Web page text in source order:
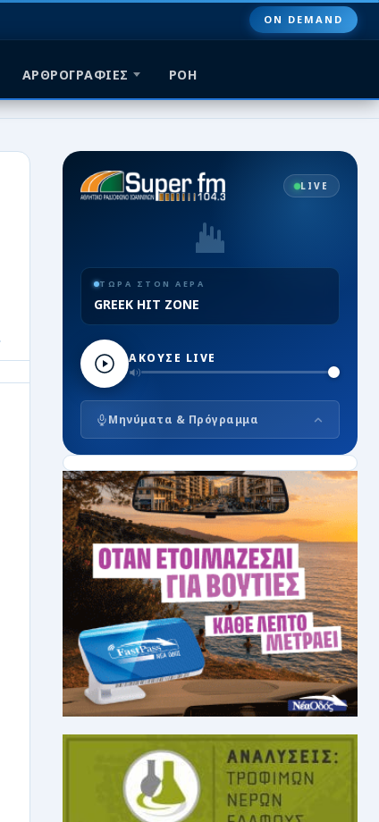
ON DEMAND
ΑΡΘΡΟΓΡΑΦΙΕΣ ΡΟΗ
LIVE
ΤΩΡΑ ΣΤΟΝ ΑΕΡΑ
GREEK HIT ZONE
ΑΚΟΥΣΕ LIVE
Μηνύματα & Πρόγραμμα